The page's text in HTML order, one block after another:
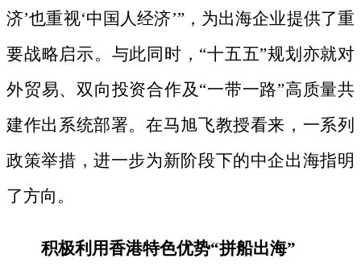
济’也重视‘中国人经济’”，为出海企业提供了重
要战略启示。与此同时，“十五五”规划亦就对
外贸易、双向投资合作及“一带一路”高质量共
建作出系统部署。在马旭飞教授看来，一系列
政策举措，进一步为新阶段下的中企出海指明
了方向。
积极利用香港特色优势“拼船出海”